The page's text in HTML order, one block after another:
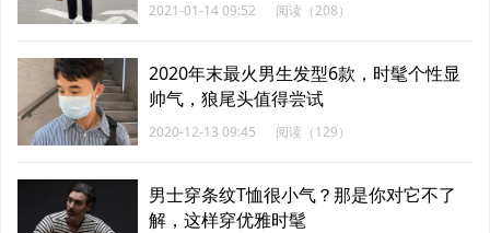
2021-01-14 09:52 阅读（208）
2020年末最火男生发型6款，时髦个性显
帅气，狼尾头值得尝试
2020-12-13 09:45 阅读（129）
男士穿条纹T恤很小气？那是你对它不了
解，这样穿优雅时髦